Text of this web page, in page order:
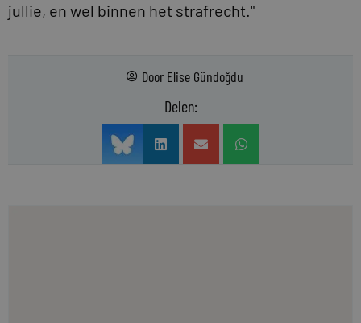
jullie, en wel binnen het strafrecht."
Door Elise Gündoğdu
Delen: